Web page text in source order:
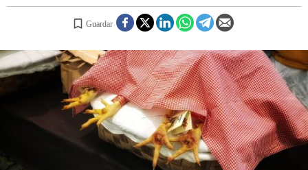
MENÚ DEL DÍA
REGISTRO
INICIAR SESIÓN
Guardar